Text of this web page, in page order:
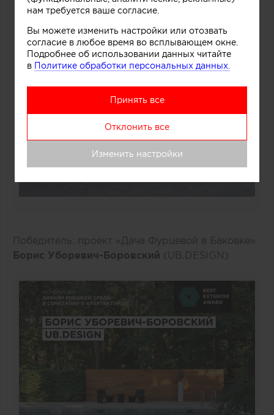
Победитель: проект «Дача Фурцевой в Баковке»
Борис Уборевич-Боровский (UB.DESIGN)
нам требуется ваше согласие.
Вы можете изменить настройки или отозвать
согласие в любое время во всплывающем окне.
Подробнее об использовании данных читайте
в Политике обработки персональных данных.
Принять все
Отклонить все
Изменить настройки